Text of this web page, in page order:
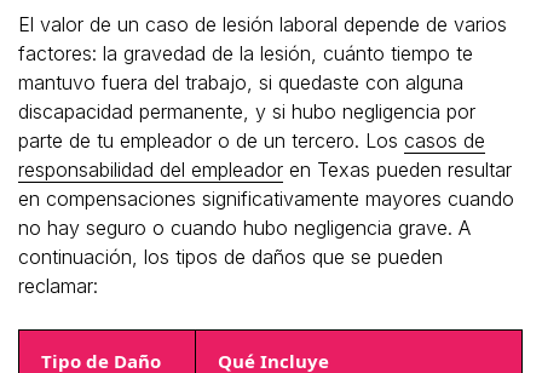
El valor de un caso de lesión laboral depende de varios
factores: la gravedad de la lesión, cuánto tiempo te
mantuvo fuera del trabajo, si quedaste con alguna
discapacidad permanente, y si hubo negligencia por
parte de tu empleador o de un tercero. Los casos de
responsabilidad del empleador en Texas pueden resultar
en compensaciones significativamente mayores cuando
no hay seguro o cuando hubo negligencia grave. A
continuación, los tipos de daños que se pueden
reclamar:
Tipo de Daño Qué Incluye